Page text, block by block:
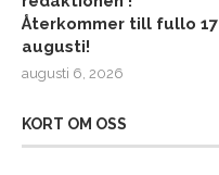
Återkommer till fullo 17
augusti!
augusti 6, 2026
KORT OM OSS